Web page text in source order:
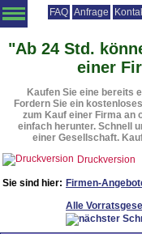
FAQ Anfrage
Angebotsliste
Vorgehensweise
Startseite
"Ab 24 Std.
einer
Kaufen Sie eine bereits
Fordern Sie ein
zum Kauf einer Firma an
einfach herunter. Schnell
einer Gesellschaft.
Druckversion
Sie sind hier: Firmen-
Alle